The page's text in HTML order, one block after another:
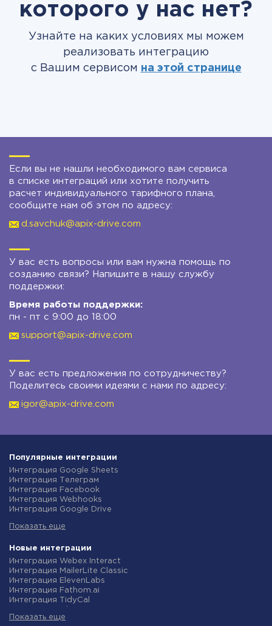
которого у нас нет?
Узнайте на каких условиях мы можем
реализовать интеграцию
с Вашим сервисом на этой странице
Если вы не нашли необходимого вам сервиса
в списке интеграций или хотите получить
расчет индивидуального тарифного плана,
сообщите нам об этом по адресу:
d.savchuk@apix-drive.com
У вас есть вопросы или вам нужна помощь по
созданию связи? Напишите в нашу службу
поддержки:
Время работы поддержки:
пн - пт с 9:00 до 18:00
support@apix-drive.com
У вас есть предложения по сотрудничеству?
Поделитесь своими идеями с нами по адресу:
igor@apix-drive.com
Популярные интеграции
Интеграция Google Sheets
Интеграция Телеграм
Интеграция Facebook
Интеграция Webhooks
Интеграция Google Drive
Интеграция Gmail
Интеграция Новая Почта
Интеграция Binotel
Интеграция OpenAI (ChatGPT)
Интеграция Prom
Интеграция Приват24
Интеграция OLX
Интеграция TurboSMS
Интеграция SendPulse
Показать еще
Новые интеграции
Интеграция Webex Interact
Интеграция MailerLite Classic
Интеграция ElevenLabs
Интеграция Fathom.ai
Интеграция TidyCal
Интеграция Gist
Показать еще